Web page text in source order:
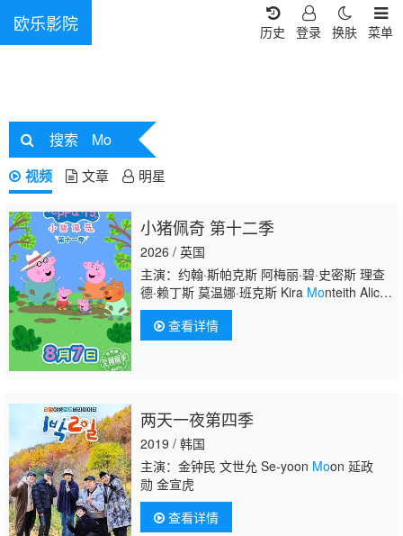
欧乐影院 菜单
换肤
登录
历史
搜索 Mo
视频 文章 明星
小猪佩奇 第十二季
2026 / 英国
主演：约翰·斯帕克斯 阿梅丽·碧·史密斯 理查
德·赖丁斯 莫温娜·班克斯 Kira Monteith Alice
May
查看详情
两天一夜第四季
2019 / 韩国
主演：金钟民 文世允 Se-yoon Moon 延政
勋 金宣虎
查看详情